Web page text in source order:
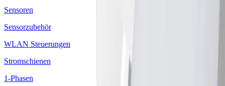
Sensoren
Sensorzubehör
WLAN Steuerungen
Stromschienen
1-Phasen